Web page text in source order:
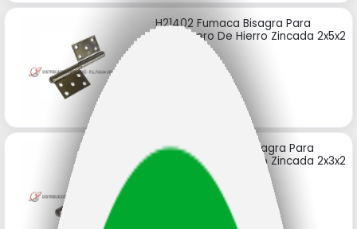
H21402 Fumaca Bisagra Para
Carpintero De Hierro Zincada 2x5x2
H22402 Fumaca Bisagra Para
Carpintero De Hierro Zincada 2x3x2